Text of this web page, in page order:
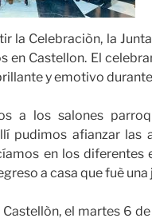
la Celebraciòn, la
en Castellon. El
y emotivo
a los salones
pudimos afianzar las
en los diferentes
a casa que fuè
el martes 6